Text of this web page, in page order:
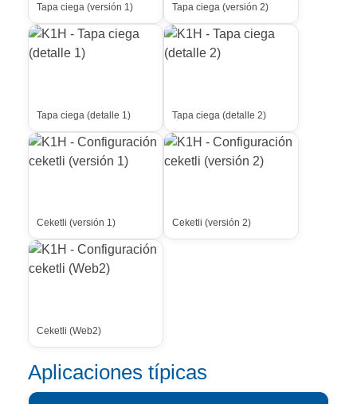
Tapa ciega (versión 1) Tapa ciega (versión 2)
Tapa ciega (detalle 1) Tapa ciega (detalle 2)
Ceketli (versión 1) Ceketli (versión 2)
Ceketli (Web2)
Aplicaciones típicas